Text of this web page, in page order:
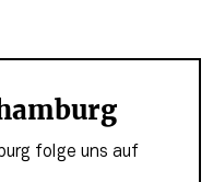
folge uns auf